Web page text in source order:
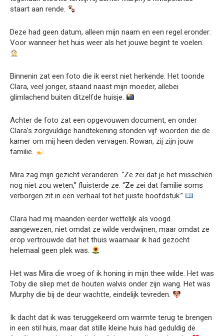
staart aan rende.
Deze had geen datum, alleen mijn naam en een regel eronder:
Voor wanneer het huis weer als het jouwe begint te voelen.
Binnenin zat een foto die ik eerst niet herkende. Het toonde
Clara, veel jonger, staand naast mijn moeder, allebei
glimlachend buiten ditzelfde huisje.
Achter de foto zat een opgevouwen document, en onder
Clara’s zorgvuldige handtekening stonden vijf woorden die de
kamer om mij heen deden vervagen: Rowan, zij zijn jouw
familie.
Mira zag mijn gezicht veranderen. “Ze zei dat je het misschien
nog niet zou weten,” fluisterde ze. “Ze zei dat familie soms
verborgen zit in een verhaal tot het juiste hoofdstuk.”
Clara had mij maanden eerder wettelijk als voogd
aangewezen, niet omdat ze wilde verdwijnen, maar omdat ze
erop vertrouwde dat het thuis waarnaar ik had gezocht
helemaal geen plek was.
Het was Mira die vroeg of ik honing in mijn thee wilde. Het was
Toby die sliep met de houten walvis onder zijn wang. Het was
Murphy die bij de deur wachtte, eindelijk tevreden.
Ik dacht dat ik was teruggekeerd om warmte terug te brengen
in een stil huis, maar dat stille kleine huis had geduldig de